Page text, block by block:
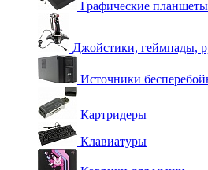
Графические планшеты
Джойстики, геймпады,
Источники
Картридеры
Клавиатуры